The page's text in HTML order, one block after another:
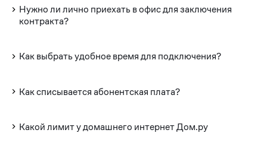
Нужно ли лично приехать в офис для заключения
контракта?
Как выбрать удобное время для подключения?
Как списывается абонентская плата?
Какой лимит у домашнего интернет Дом.ру